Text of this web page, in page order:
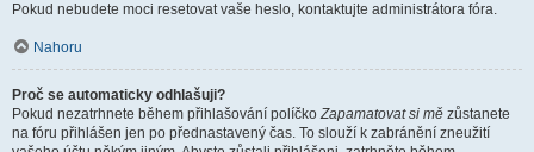
Pokud nebudete moci resetovat vaše heslo, kontaktujte administrátora fóra.
Nahoru
Proč se automaticky odhlašuji?
Pokud nezatrhnete během přihlašování políčkoZapamatovat si mě zůstanete
na fóru přihlášen jen po přednastavený čas. To slouží k zabránění zneužití